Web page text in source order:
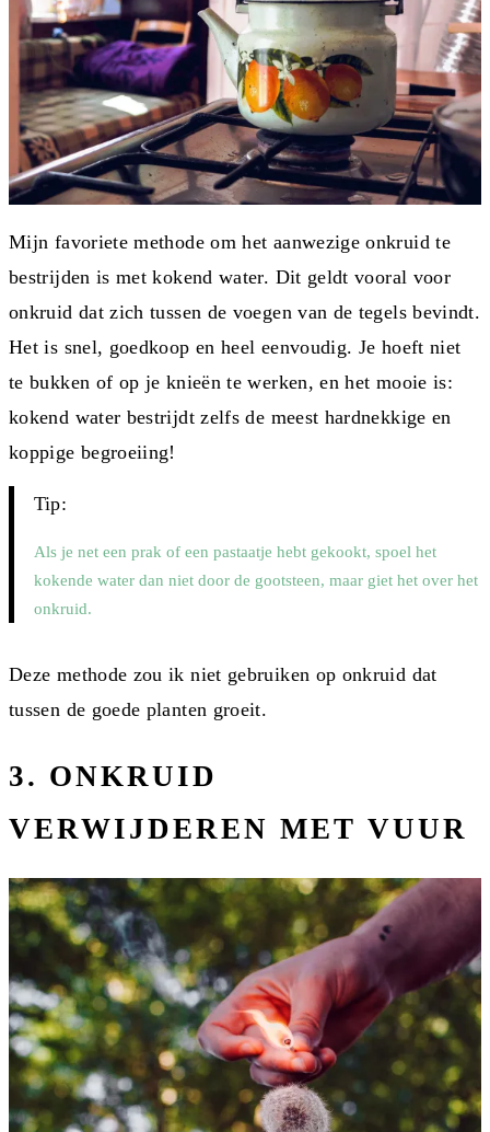
Mijn favoriete methode om het aanwezige onkruid te
bestrijden is met kokend water. Dit geldt vooral voor
onkruid dat zich tussen de voegen van de tegels bevindt.
Het is snel, goedkoop en heel eenvoudig. Je hoeft niet
te bukken of op je knieën te werken, en het mooie is:
kokend water bestrijdt zelfs de meest hardnekkige en
koppige begroeiing!
Tip:
Als je net een prak of een pastaatje hebt gekookt, spoel het
kokende water dan niet door de gootsteen, maar giet het over het
onkruid.
Deze methode zou ik niet gebruiken op onkruid dat
tussen de goede planten groeit.
3. ONKRUID
VERWIJDEREN MET VUUR